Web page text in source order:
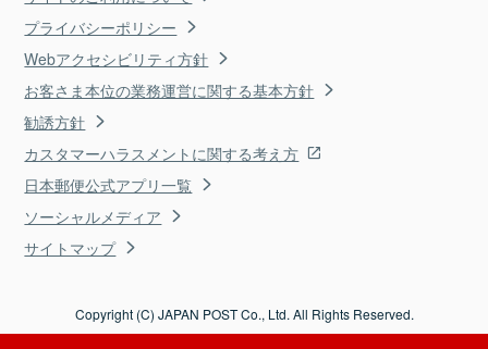
プライバシーポリシー
Webアクセシビリティ方針
お客さま本位の業務運営に関する基本方針
勧誘方針
カスタマーハラスメントに関する考え方
日本郵便公式アプリ一覧
ソーシャルメディア
サイトマップ
Copyright (C) JAPAN POST Co., Ltd. All Rights Reserved.